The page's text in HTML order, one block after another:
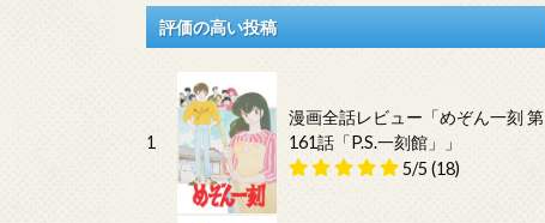
評価の高い投稿
1
漫画全話レビュー「めぞん一刻 第
161話「P.S.一刻館」」
5/5 (18)